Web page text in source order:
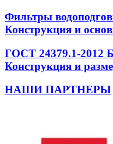
Фильтры
Конструкция и
ГОСТ 24379.1-2012
Конструкция и
НАШИ ПАРТНЕРЫ